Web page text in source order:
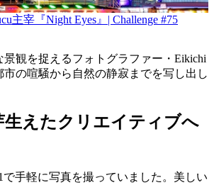
主宰『Night Eyes』| Challenge #75
観を捉えるフォトグラファー・Eikichi
市の喧騒から自然の静寂までを写し出し
生えたクリエイティブへ
で手軽に写真を撮っていました。美しい